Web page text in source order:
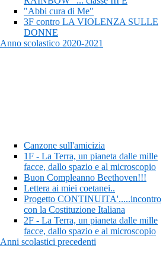
"Abbi cura di Me"
3F contro LA VIOLENZA SULLE
DONNE
Anno scolastico 2020-2021
Canzone sull'amicizia
1F - La Terra, un pianeta dalle mille
facce, dallo spazio e al microscopio
Buon Compleanno Beethoven!!!
Lettera ai miei coetanei..
Progetto CONTINUITA'.....incontro
con la Costituzione Italiana
2F - La Terra, un pianeta dalle mille
facce, dallo spazio e al microscopio
Anni scolastici precedenti